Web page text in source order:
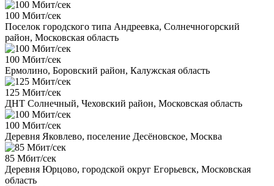
100 Мбит/сек
Поселок городского типа Андреевка, Солнечногорский
район, Московская область
100 Мбит/сек
Ермолино, Боровский район, Калужская область
125 Мбит/сек
ДНТ Солнечный, Чеховский район, Московская область
100 Мбит/сек
Деревня Яковлево, поселение Десёновское, Москва
85 Мбит/сек
Деревня Юрцово, городской округ Егорьевск, Московская
область